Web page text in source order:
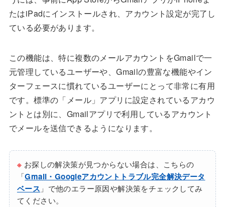
たはiPadにインストールされ、アカウント設定が完了し
ている必要があります。
この機能は、特に複数のメールアカウントをGmailで一
元管理しているユーザーや、Gmailの豊富な機能やイン
ターフェースに慣れているユーザーにとって非常に有用
です。標準の「メール」アプリに設定されているアカウ
ントとは別に、Gmailアプリで利用しているアカウント
でメールを送信できるようになります。
※ お探しの解決策が見つからない場合は、こちらの
「Gmail・Googleアカウントトラブル完全解決データ
ベース 」で他のエラー原因や解決策をチェックしてみ
てください。